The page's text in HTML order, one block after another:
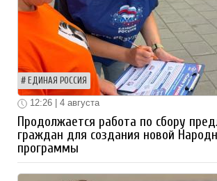
ЕДИНАЯ РОССИЯ
12:26 | 4 августа
Продолжается работа по сбору
граждан для создания новой
программы